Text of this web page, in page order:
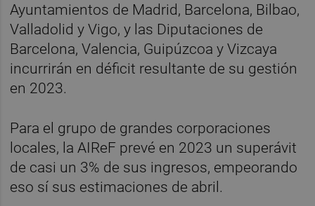
Ayuntamientos de Madrid, Barcelona, Bilbao,
Valladolid y Vigo, y las Diputaciones de
Barcelona, Valencia, Guipúzcoa y Vizcaya
incurrirán en déficit resultante de su gestión
en 2023.
Para el grupo de grandes corporaciones
locales, la AIReF prevé en 2023 un superávit
de casi un 3% de sus ingresos, empeorando
eso sí sus estimaciones de abril.